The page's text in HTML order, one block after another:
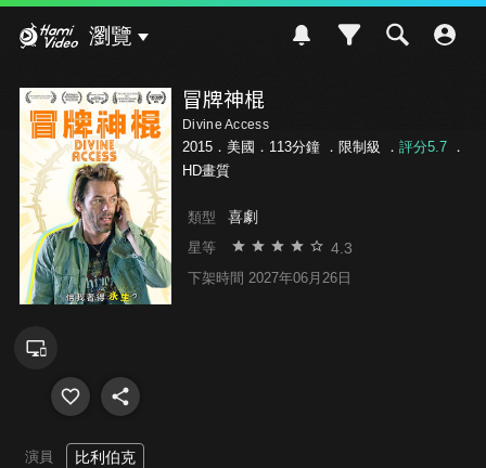
瀏覽
冒牌神棍
Divine Access
2015．美國．113分鐘 ． 限制級 ． 評分5.7．
HD畫質
類型 喜劇
星等 4.3
下架時間 2027年06月26日
演員 比利伯克